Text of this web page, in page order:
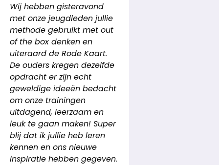
Wij hebben gisteravond
met onze jeugdleden jullie
methode gebruikt met out
of the box denken en
uiteraard de Rode Kaart.
De ouders kregen dezelfde
opdracht er zijn echt
geweldige ideeën bedacht
om onze trainingen
uitdagend, leerzaam en
leuk te gaan maken! Super
blij dat ik jullie heb leren
kennen en ons nieuwe
inspiratie hebben gegeven.